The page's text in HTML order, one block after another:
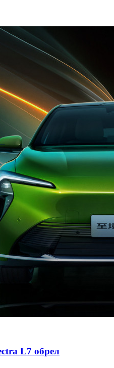
L7 обрел